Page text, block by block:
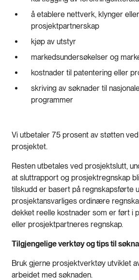
å etablere nettverk, klynger eller
prosjektpartnerskap
kjøp av utstyr
markedsundersøkelser og
kostnader til patentering eller
skriving av søknader til
programmer
Vi utbetaler 75 prosent av støtten
prosjektet.
Resten utbetales ved prosjektslutt,
at sluttrapport og prosjektregnskap
tilskudd er basert på regnskapsførte
prosjektansvarliges ordinære
dekket reelle kostnader som er ført i
eller prosjektpartneres regnskap.
Tilgjengelige verktøy og tips til
Bruk gjerne prosjektverktøy utviklet
arbeidet med søknaden.